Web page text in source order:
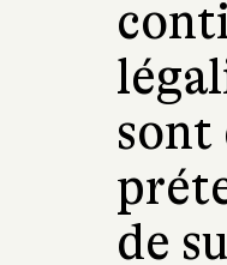
sont
de